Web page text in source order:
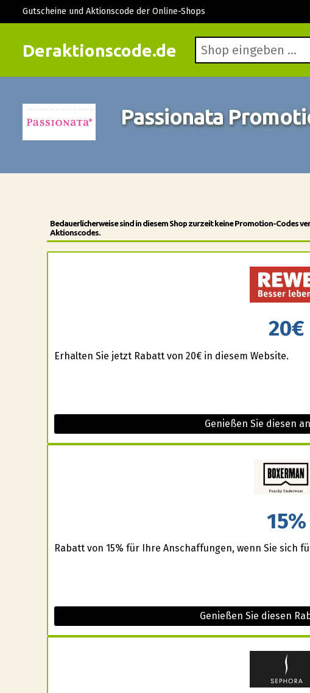
Deraktionscode.de
Gutscheine und Aktionscode der Online-Shops
Passionata
Bedauerlicherweise sind in diesem Shop zurzeit keine Promotion-Codes
Aktionscodes.
20€
Erhalten Sie jetzt Rabatt von 20€ in diesem Website.
Genießen Sie diesen
15%
Rabatt von 15% für Ihre Anschaffungen, wenn Sie sich
Genießen Sie diesen